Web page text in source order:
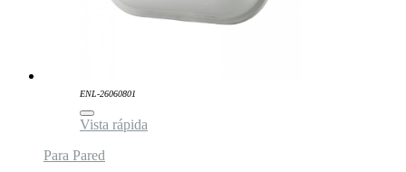
ENL-26060801
Vista rápida
Para Pared